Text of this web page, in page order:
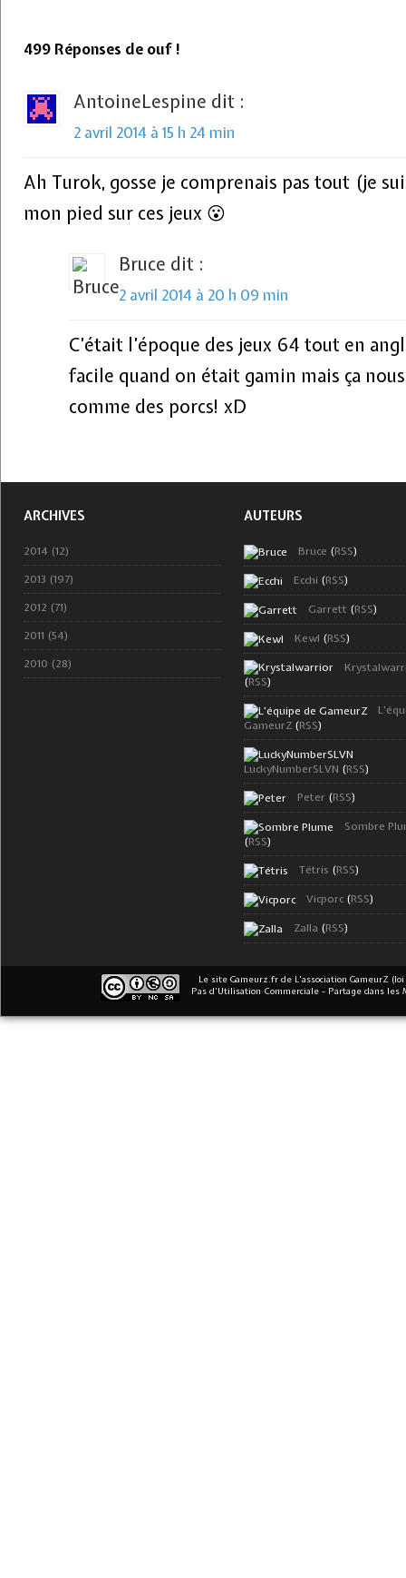
499 Réponses de ouf !
AntoineLespine dit :
2 avril 2014 à 15 h 24 min
Ah Turok, gosse je comprenais pas tout (je
mon pied sur ces jeux 😮
Bruce dit :
2 avril 2014 à 20 h 09 min
C’était l’époque des jeux 64 tout en
facile quand on était gamin mais ça
comme des porcs! xD
ARCHIVES
2014 (12)
2013 (197)
2012 (71)
2011 (54)
2010 (28)
AUTEURS
Bruce (RSS)
Ecchi (RSS)
Garrett (RSS)
Kewl (RSS)
(RSS)
GameurZ (RSS)
LuckyNumberSLVN (RSS)
Peter (RSS)
Sombre
(RSS)
Tétris (RSS)
Vicporc (RSS)
Zalla (RSS)
Le site Gameurz.fr de L'association GameurZ (loi
Pas d’Utilisation Commerciale - Partage dans